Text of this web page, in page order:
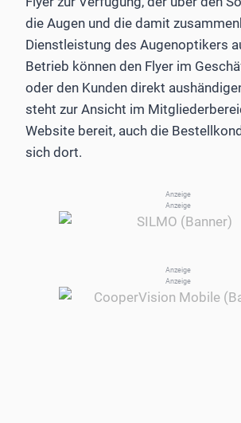
die Augen und die damit
Dienstleistung des Augenoptikers
Betrieb können den Flyer im
oder den Kunden direkt
steht zur Ansicht im
Website bereit, auch die
sich dort.
Anzeige
Anzeige
Anzeige
Anzeige